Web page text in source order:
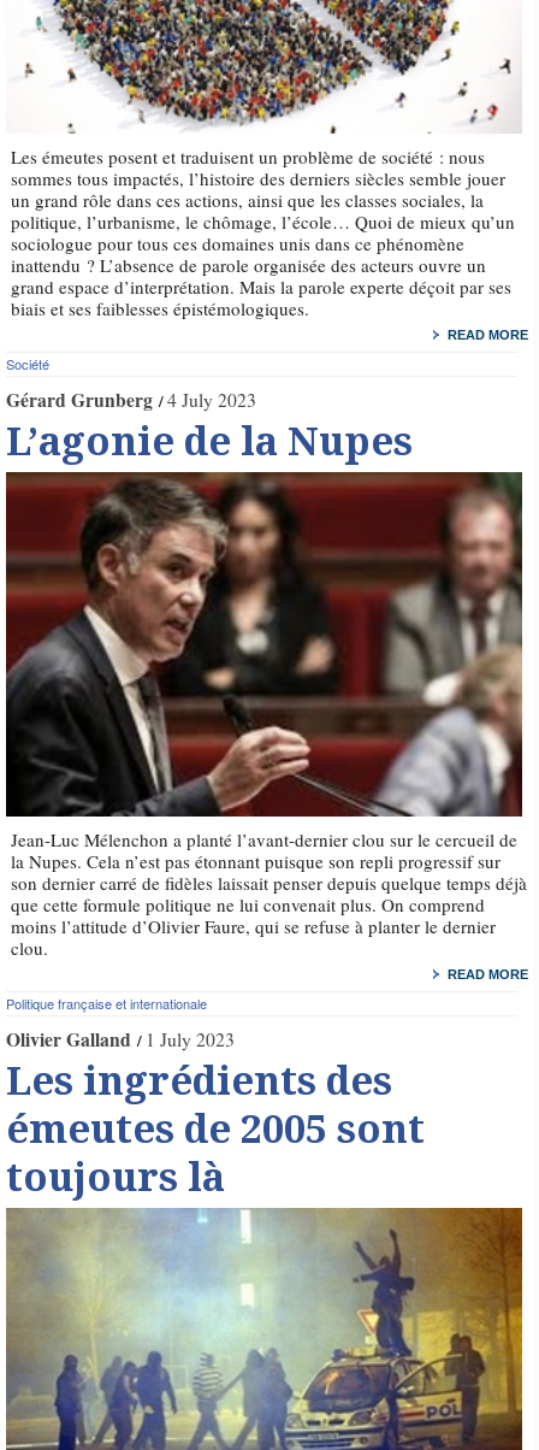
Les émeutes posent et traduisent un problème de société : nous
sommes tous impactés, l’histoire des derniers siècles semble jouer
un grand rôle dans ces actions, ainsi que les classes sociales, la
politique, l’urbanisme, le chômage, l’école… Quoi de mieux qu’un
sociologue pour tous ces domaines unis dans ce phénomène
inattendu ? L’absence de parole organisée des acteurs ouvre un
grand espace d’interprétation. Mais la parole experte déçoit par ses
biais et ses faiblesses épistémologiques.
READ MORE
Société
Gérard Grunberg 4 July 2023
L’agonie de la Nupes
Jean-Luc Mélenchon a planté l’avant-dernier clou sur le cercueil de
la Nupes. Cela n’est pas étonnant puisque son repli progressif sur
son dernier carré de fidèles laissait penser depuis quelque temps déjà
que cette formule politique ne lui convenait plus. On comprend
moins l’attitude d’Olivier Faure, qui se refuse à planter le dernier
clou.
READ MORE
Politique française et internationale
Olivier Galland 1 July 2023
Les ingrédients des
émeutes de 2005 sont
toujours là